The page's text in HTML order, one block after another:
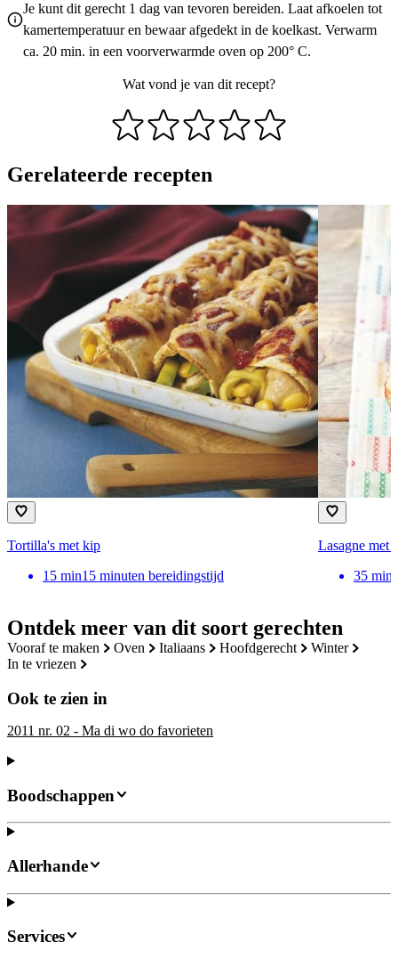
Ontdek meer van dit soort gerechten
vooraf te maken oven italiaans hoofdgerecht
winter
in te vriezen
Ook te zien in
2011 nr. 02 - Ma di wo do favorieten
Je kunt dit gerecht 1 dag van tevoren bereiden. Laat afkoelen tot
kamertemperatuur en bewaar afgedekt in de koelkast. Verwarm
ca. 20 min. in een voorverwarmde oven op 200° C.
Wat vond je van dit recept?
Gerelateerde recepten
Tortilla's met kip
15 min15 minuten bereidingstijd
Lasagne met
35 min
Boodschappen
Allerhande
Services